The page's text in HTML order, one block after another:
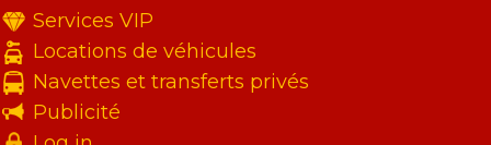
Services VIP
Locations de véhicules
Navettes et transferts privés
Publicité